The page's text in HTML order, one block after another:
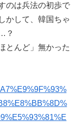
のは兵法の初歩で
かして、韓国ちゃ
？
とんど」無かった